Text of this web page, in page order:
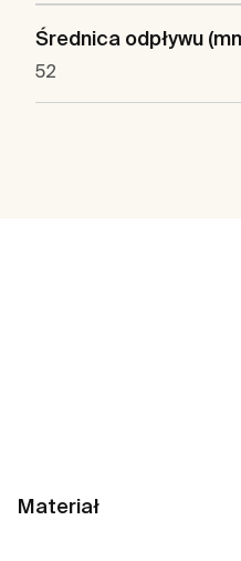
Średnica odpływu
52
Materiał